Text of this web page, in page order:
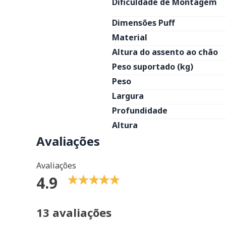
Dimensões Puff
Material
Altura do assento ao chão
Peso suportado (kg)
Peso
Largura
Profundidade
Altura
Avaliações
Avaliações
4.9
13 avaliações